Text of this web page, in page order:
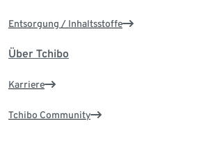
Entsorgung / Inhaltsstoffe
Über Tchibo
Karriere
Tchibo Community